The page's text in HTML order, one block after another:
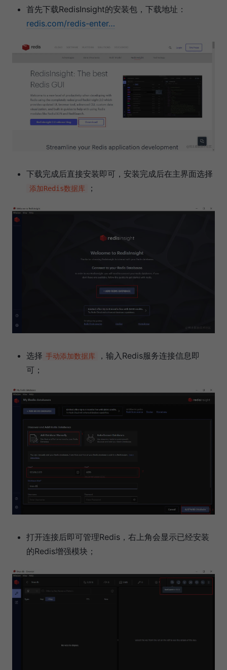
首先下载RedisInsight的安装包，下载地址：
redis.com/redis-enter…
下载完成后直接安装即可，安装完成后在主界面选择
添加Redis数据库 ；
选择 手动添加数据库
，输入Redis服务连接信息即
可；
打开连接后即可管理Redis，右上角会显示已经安装
的Redis增强模块；